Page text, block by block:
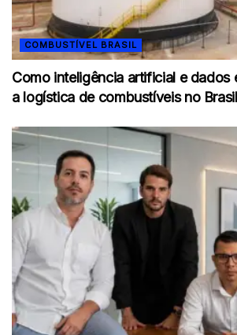
COMBUSTÍVEL BRASIL
Como inteligência artificial e dados
a logística de combustíveis no Brasil